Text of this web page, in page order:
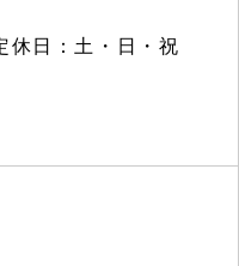
日：土・日・祝